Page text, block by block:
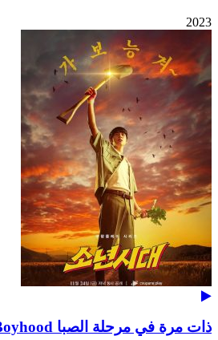
2023
ذات مرة في مرحلة الصبا Once Upon a Boyhood